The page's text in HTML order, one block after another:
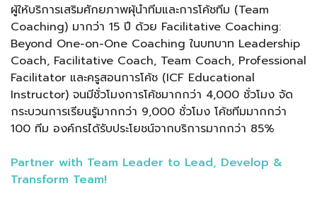
ผู้ให้บริการเสริมศักยภาพผุ้นำทีมและการโค้ชทีม (Team
Coaching) มากว่า 15 ปี ด้วย Facilitative Coaching:
Beyond One-on-One Coaching ในบทบาท Leadership
Coach, Facilitative Coach, Team Coach, Professional
Facilitator และครูสอนการโค้ช (ICF Educational
Instructor) จนมีชั่วโมงการโค้ชมากกว่า 4,000 ชั่วโมง จัด
กระบวนการเรียนรู้มากกว่า 9,000 ชั่วโมง โค้ชทีมมากกว่า
100 ทีม องค์กรได้รับประโยชน์จากบริการมากกว่า 85%
Partner with Team Leader to Lead, Develop &
Transform Team!